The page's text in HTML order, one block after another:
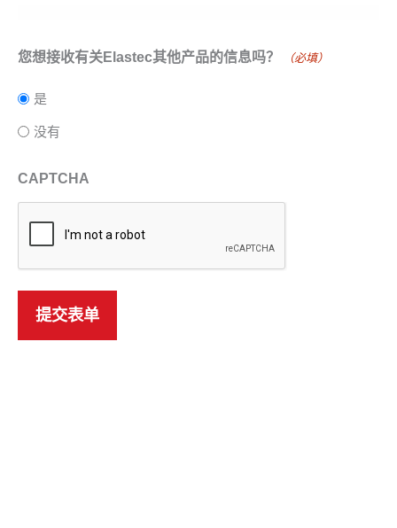
您想接收有关Elastec其他产品的信息吗？ （必填）
是
没有
CAPTCHA